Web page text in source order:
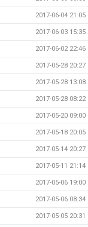
2017-06-04 21:05
2017-06-03 15:35
2017-06-02 22:46
2017-05-28 20:27
2017-05-28 13:08
2017-05-28 08:22
2017-05-20 09:00
2017-05-18 20:05
2017-05-14 20:27
2017-05-11 21:14
2017-05-06 19:00
2017-05-06 08:34
2017-05-05 20:31